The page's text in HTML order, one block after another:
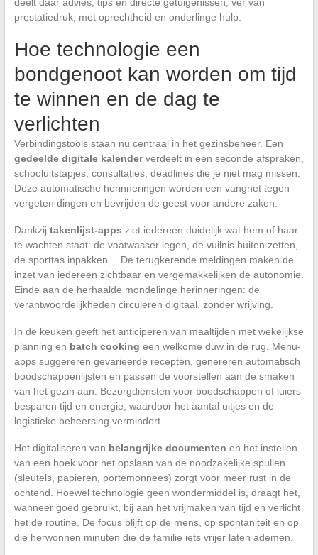
prestatiedruk, met oprechtheid en onderlinge hulp.
Hoe technologie een
bondgenoot kan worden om tijd
te winnen en de dag te
verlichten
Verbindingstools staan nu centraal in het gezinsbeheer. Een
gedeelde digitale kalenderverdeelt in een seconde afspraken,
schooluitstapjes, consultaties, deadlines die je niet mag missen.
Deze automatische herinneringen worden een vangnet tegen
vergeten dingen en bevrijden de geest voor andere zaken.
Dankzij takenlijst-apps ziet iedereen duidelijk wat hem of haar
te wachten staat: de vaatwasser legen, de vuilnis buiten zetten,
de sporttas inpakken… De terugkerende meldingen maken de
inzet van iedereen zichtbaar en vergemakkelijken de autonomie.
Einde aan de herhaalde mondelinge herinneringen: de
verantwoordelijkheden circuleren digitaal, zonder wrijving.
In de keuken geeft het anticiperen van maaltijden met wekelijkse
planning en batch cooking een welkome duw in de rug. Menu-
apps suggereren gevarieerde recepten, genereren automatisch
boodschappenlijsten en passen de voorstellen aan de smaken
van het gezin aan. Bezorgdiensten voor boodschappen of luiers
besparen tijd en energie, waardoor het aantal uitjes en de
logistieke beheersing vermindert.
Het digitaliseren van belangrijke documenten en het instellen
van een hoek voor het opslaan van de noodzakelijke spullen
(sleutels, papieren, portemonnees) zorgt voor meer rust in de
ochtend. Hoewel technologie geen wondermiddel is, draagt het,
wanneer goed gebruikt, bij aan het vrijmaken van tijd en verlicht
het de routine. De focus blijft op de mens, op spontaniteit en op
die herwonnen minuten die de familie iets vrijer laten ademen.